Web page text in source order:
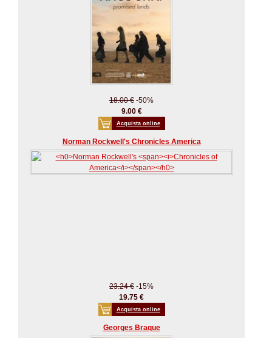
18.00 € -50%
9.00 €
Acquista online
Norman Rockwell's Chronicles America
23.24 € -15%
19.75 €
Acquista online
Georges Braque